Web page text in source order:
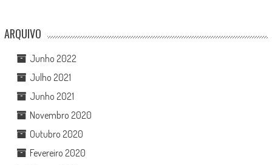
ARQUIVO
Junho 2022
Julho 2021
Junho 2021
Novembro 2020
Outubro 2020
Fevereiro 2020